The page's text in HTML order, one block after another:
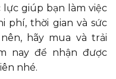
lực giúp bạn làm việc
phí, thời gian và sức
hãy mua và trải
nay để nhận được
nhé.